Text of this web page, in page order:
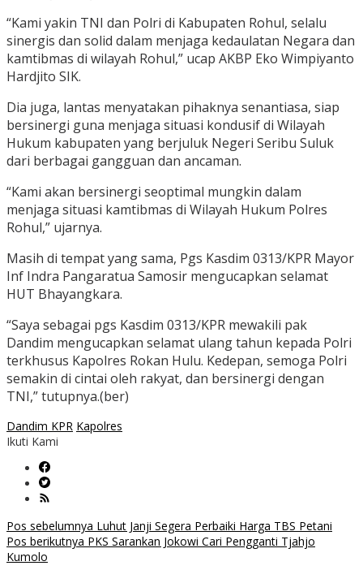
“Kami yakin TNI dan Polri di Kabupaten Rohul, selalu
sinergis dan solid dalam menjaga kedaulatan Negara dan
kamtibmas di wilayah Rohul,” ucap AKBP Eko Wimpiyanto
Hardjito SIK.
Dia juga, lantas menyatakan pihaknya senantiasa, siap
bersinergi guna menjaga situasi kondusif di Wilayah
Hukum kabupaten yang berjuluk Negeri Seribu Suluk
dari berbagai gangguan dan ancaman.
“Kami akan bersinergi seoptimal mungkin dalam
menjaga situasi kamtibmas di Wilayah Hukum Polres
Rohul,” ujarnya.
Masih di tempat yang sama, Pgs Kasdim 0313/KPR Mayor
Inf Indra Pangaratua Samosir mengucapkan selamat
HUT Bhayangkara.
“Saya sebagai pgs Kasdim 0313/KPR mewakili pak
Dandim mengucapkan selamat ulang tahun kepada Polri
terkhusus Kapolres Rokan Hulu. Kedepan, semoga Polri
semakin di cintai oleh rakyat, dan bersinergi dengan
TNI,” tutupnya.(ber)
Dandim KPR Kapolres
Ikuti Kami
Navigasi
pos
Pos sebelumnya Luhut Janji Segera Perbaiki Harga TBS Petani
Pos berikutnya PKS Sarankan Jokowi Cari Pengganti Tjahjo
Kumolo